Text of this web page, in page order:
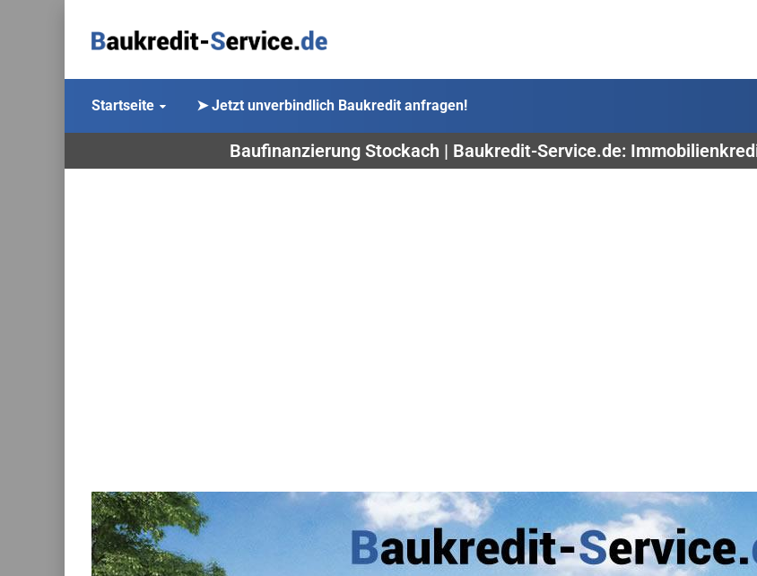
Startseite ➤ Jetzt unverbindlich Baukredit anfragen!
Baufinanzierung Stockach | Baukredit-Service.de: